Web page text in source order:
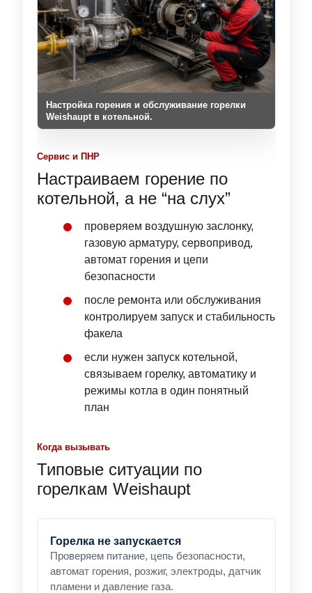
Настройка горения и обслуживание горелки
Weishaupt в котельной.
Сервис и ПНР
Настраиваем горение по
котельной, а не “на слух”
проверяем воздушную заслонку,
газовую арматуру, сервопривод,
автомат горения и цепи
безопасности
после ремонта или обслуживания
контролируем запуск и стабильность
факела
если нужен запуск котельной,
связываем горелку, автоматику и
режимы котла в один понятный
план
Когда вызывать
Типовые ситуации по
горелкам Weishaupt
Горелка не запускается
Проверяем питание, цепь безопасности,
автомат горения, розжиг, электроды, датчик
пламени и давление газа.